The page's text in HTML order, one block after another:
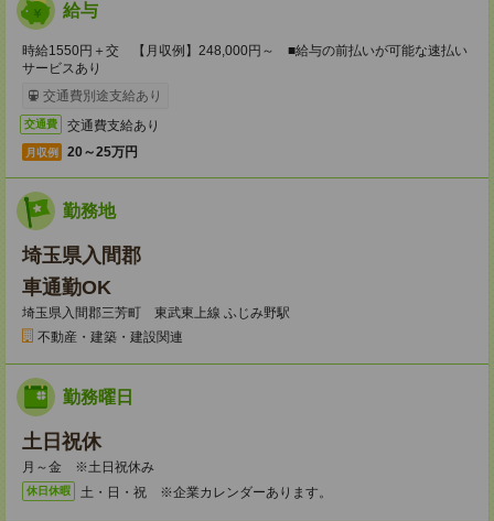
給与
時給1550円＋交 【月収例】248,000円～ ■給与の前払いが可能な速払い
サービスあり
交通費別途支給あり
交通費 交通費支給あり
月収例 20～25万円
勤務地
埼玉県入間郡
車通勤OK
埼玉県入間郡三芳町 東武東上線 ふじみ野駅
不動産・建築・建設関連
勤務曜日
土日祝休
月～金 ※土日祝休み
休日休暇 土・日・祝 ※企業カレンダーあります。